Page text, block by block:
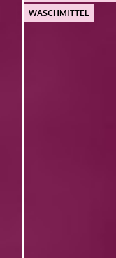
WASCHMITTEL